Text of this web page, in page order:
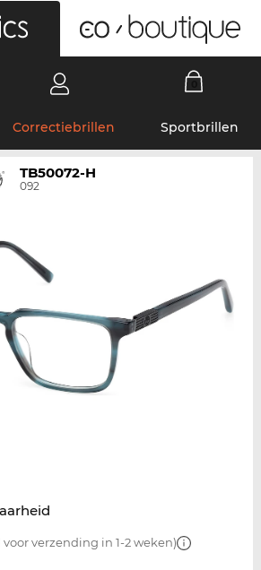
Correctiebrillen Sportbrillen
TB50072-H
092
voor verzending in 1-2 weken)